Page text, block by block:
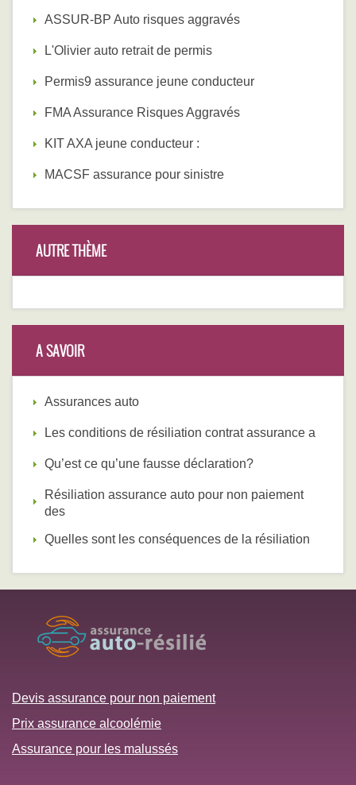
ASSUR-BP Auto risques aggravés
L'Olivier auto retrait de permis
Permis9 assurance jeune conducteur
FMA Assurance Risques Aggravés
KIT AXA jeune conducteur :
MACSF assurance pour sinistre
AUTRE THÈME
A SAVOIR
Assurances auto
Les conditions de résiliation contrat assurance a
Qu’est ce qu’une fausse déclaration?
Résiliation assurance auto pour non paiement
des
Quelles sont les conséquences de la résiliation
Devis assurance pour non paiement
Prix assurance alcoolémie
Assurance pour les malussés